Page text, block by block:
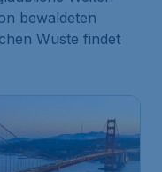
bewaldeten
Wüste findet